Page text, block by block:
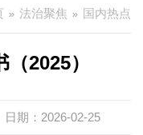
法治聚焦 国内热点
2025）
日期：2026-02-25